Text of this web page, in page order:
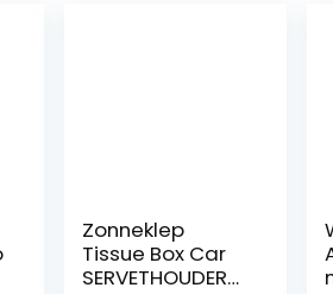
Zonneklep
Tissue Box Car
SERVETHOUDER